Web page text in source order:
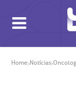
Home Notícias